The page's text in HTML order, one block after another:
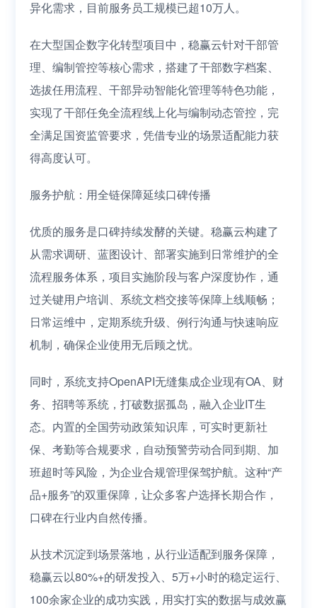
异化需求，目前服务员工规模已超10万人。
在大型国企数字化转型项目中，稳赢云针对干部管
理、编制管控等核心需求，搭建了干部数字档案、
选拔任用流程、干部异动智能化管理等特色功能，
实现了干部任免全流程线上化与编制动态管控，完
全满足国资监管要求，凭借专业的场景适配能力获
得高度认可。
服务护航：用全链保障延续口碑传播
优质的服务是口碑持续发酵的关键。稳赢云构建了
从需求调研、蓝图设计、部署实施到日常维护的全
流程服务体系，项目实施阶段与客户深度协作，通
过关键用户培训、系统文档交接等保障上线顺畅；
日常运维中，定期系统升级、例行沟通与快速响应
机制，确保企业使用无后顾之忧。
同时，系统支持OpenAPI无缝集成企业现有OA、财
务、招聘等系统，打破数据孤岛，融入企业IT生
态。内置的全国劳动政策知识库，可实时更新社
保、考勤等合规要求，自动预警劳动合同到期、加
班超时等风险，为企业合规管理保驾护航。这种“产
品+服务”的双重保障，让众多客户选择长期合作，
口碑在行业内自然传播。
从技术沉淀到场景落地，从行业适配到服务保障，
稳赢云以80%+的研发投入、5万+小时的稳定运行、
100余家企业的成功实践，用实打实的数据与成效赢